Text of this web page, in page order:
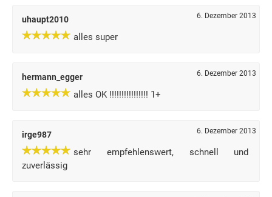
uhaupt2010 6. Dezember 2013
alles super
hermann_egger 6. Dezember 2013
alles OK !!!!!!!!!!!!!!!! 1+
irge987 6. Dezember 2013
sehr empfehlenswert, schnell und
zuverlässig